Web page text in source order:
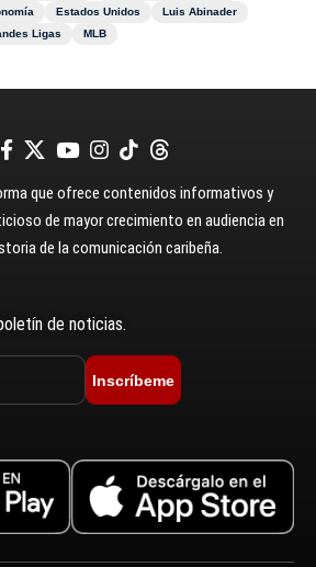
Estados Unidos
Luis Abinader
Ligas MLB
que ofrece contenidos informativos y
de mayor crecimiento en audiencia en
de la comunicación caribeña.
de noticias.
Inscríbeme